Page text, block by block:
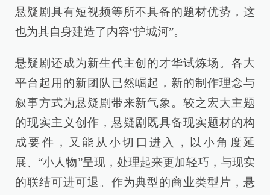
悬疑剧具有短视频等所不具备的题材优势，这
也为其自身建造了内容“护城河”。
悬疑剧还成为新生代主创的才华试炼场。各大
平台起用的新团队已然崛起，新的制作理念与
叙事方式为悬疑剧带来新气象。较之宏大主题
的现实主义创作，悬疑剧既具备现实题材的构
成要件，又能从小切口进入，以小角度延
展、“小人物”呈现，处理起来更加轻巧，与现实
的联结可进可退。作为典型的商业类型片，悬